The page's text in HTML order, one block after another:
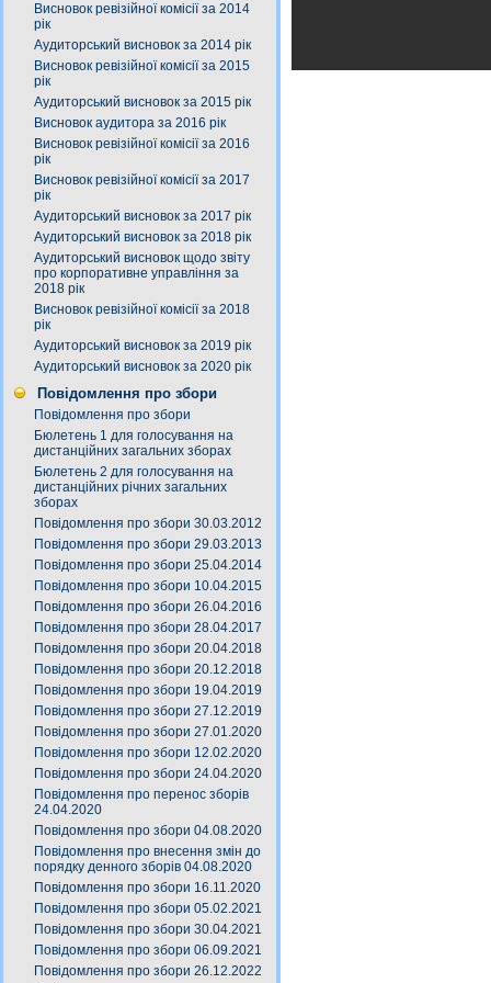
Висновок ревізійної комісії за 2014
рік
Аудиторський висновок за 2014 рік
Висновок ревізійної комісії за 2015
рік
Аудиторський висновок за 2015 рік
Висновок аудитора за 2016 рік
Висновок ревізійної комісії за 2016
рік
Висновок ревізійної комісії за 2017
рік
Аудиторський висновок за 2017 рік
Аудиторський висновок за 2018 рік
Аудиторський висновок щодо звіту
про корпоративне управління за
2018 рік
Висновок ревізійної комісії за 2018
рік
Аудиторський висновок за 2019 рік
Аудиторський висновок за 2020 рік
Повідомлення про збори
Повідомлення про збори
Бюлетень 1 для голосування на
дистанційних загальних зборах
Бюлетень 2 для голосування на
дистанційних річних загальних
зборах
Повідомлення про збори 30.03.2012
Повідомлення про збори 29.03.2013
Повідомлення про збори 25.04.2014
Повідомлення про збори 10.04.2015
Повідомлення про збори 26.04.2016
Повідомлення про збори 28.04.2017
Повідомлення про збори 20.04.2018
Повідомлення про збори 20.12.2018
Повідомлення про збори 19.04.2019
Повідомлення про збори 27.12.2019
Повідомлення про збори 27.01.2020
Повідомлення про збори 12.02.2020
Повідомлення про збори 24.04.2020
Повідомлення про перенос зборів
24.04.2020
Повідомлення про збори 04.08.2020
Повідомлення про внесення змін до
порядку денного зборів 04.08.2020
Повідомлення про збори 16.11.2020
Повідомлення про збори 05.02.2021
Повідомлення про збори 30.04.2021
Повідомлення про збори 06.09.2021
Повідомлення про збори 26.12.2022